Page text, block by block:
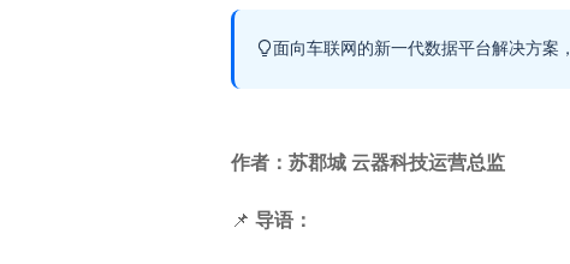
面向车联网的新一代数据平台解决方案
作者：苏郡城 云器科技运营总监
📌 导语：